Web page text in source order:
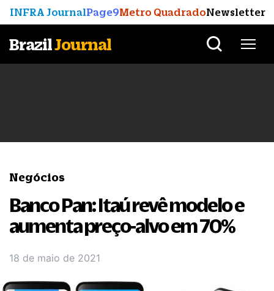
INFRA JournalPage9Metro QuadradoNewsletter
BrazilJournal
Negócios
Banco Pan: Itaú revê modelo e
aumenta preço-alvo em 70%
18 de maio de 2021